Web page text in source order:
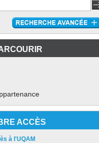
ACCÈS
à l'UQAM